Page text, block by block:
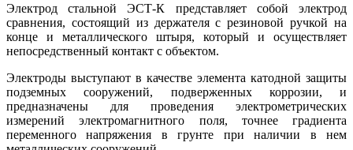
Электрод стальной ЭСТ-К представляет собой электрод
сравнения, состоящий из держателя с резиновой ручкой на
конце и металлического штыря, который и осуществляет
непосредственный контакт с объектом.
Электроды выступают в качестве элемента катодной защиты
подземных сооружений, подверженных коррозии, и
предназначены для проведения электрометрических
измерений электромагнитного поля, точнее градиента
переменного напряжения в грунте при наличии в нем